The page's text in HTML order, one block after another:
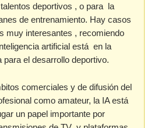
deportivos , o para la
de entrenamiento. Hay casos
muy interesantes , recomiendo
artificial está en la
el desarrollo deportivo.
comerciales y de difusión del
como amateur, la IA está
un papel importante por